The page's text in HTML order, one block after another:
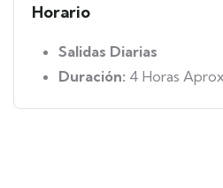
Horario
Salidas Diarias
Duración: 4 Horas Aprox.